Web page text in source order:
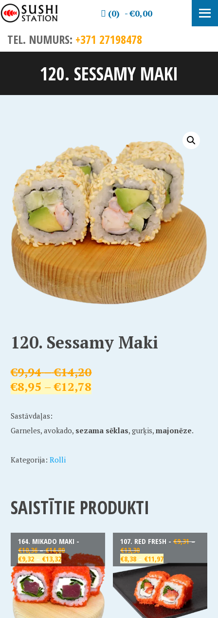
TEL. NUMURS: +371 27198478
(0) €0,00
120. SESSAMY MAKI
120. Sessamy Maki
€9,94–€14,20
€8,95 – €12,78
Sastāvdaļas:
Garneles, avokado, sezama sēklas, gurķis,majonēze.
Kategorija:Rolli
SAISTĪTIE PRODUKTI
164. MIKADO MAKI -
€10,36 – €14,80
€9,32 – €13,32
107. RED FRESH -€9,31 –
€13,30
€8,38 – €11,97